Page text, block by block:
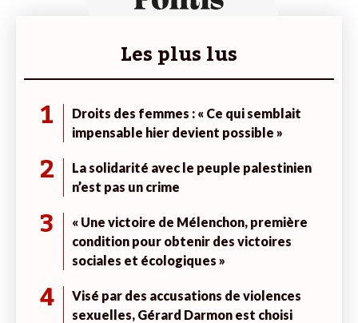
Les plus lus
1
Droits des femmes : « Ce qui semblait
impensable hier devient possible »
2
La solidarité avec le peuple palestinien
n’est pas un crime
3
« Une victoire de Mélenchon, première
condition pour obtenir des victoires
sociales et écologiques »
4
Visé par des accusations de violences
sexuelles, Gérard Darmon est choisi